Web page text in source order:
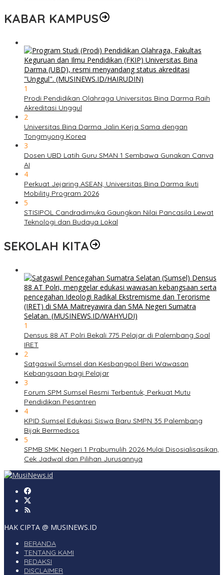
KABAR KAMPUS
1
Prodi Pendidikan Olahraga Universitas Bina Darma Raih
Akreditasi Unggul
2
Universitas Bina Darma Jalin Kerja Sama dengan
Tongmyong Korea
3
Dosen UBD Latih Guru SMAN 1 Sembawa Gunakan Canva
AI
4
Perkuat Jejaring ASEAN, Universitas Bina Darma Ikuti
Mobility Program 2026
5
STISIPOL Candradimuka Gaungkan Nilai Pancasila Lewat
Teknologi dan Budaya Lokal
SEKOLAH KITA
1
Densus 88 AT Polri Bekali 775 Pelajar di Palembang Soal
IRET
2
Satgaswil Sumsel dan Kesbangpol Beri Wawasan
Kebangsaan bagi Pelajar
3
Forum SPM Sumsel Resmi Terbentuk, Perkuat Mutu
Pendidikan Pesantren
4
KPID Sumsel Edukasi Siswa Baru SMPN 35 Palembang
Bijak Bermedsos
5
SPMB SMK Negeri 1 Prabumulih 2026 Mulai Disosialisasikan,
Cek Jadwal dan Pilihan Jurusannya
HAK CIPTA @ MUSINEWS.ID
BERANDA
TENTANG KAMI
REDAKSI
DISCLAIMER